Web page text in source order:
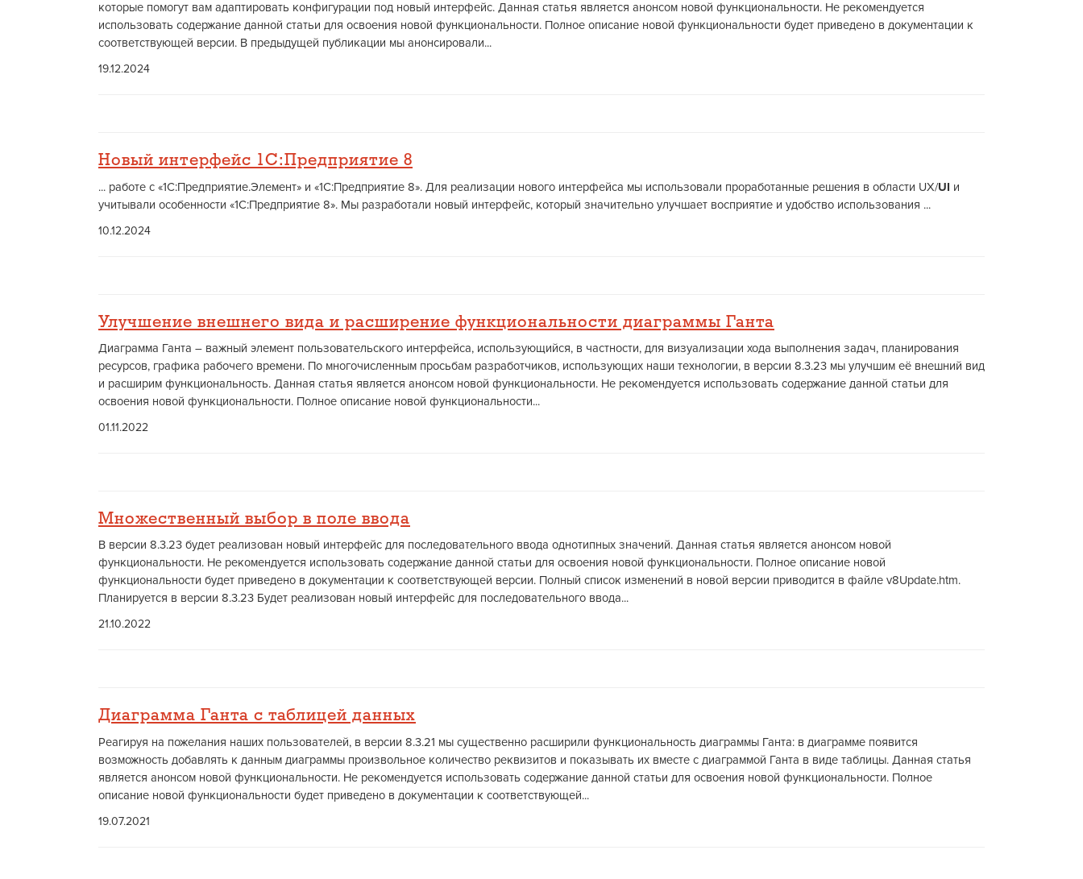
которые помогут вам адаптировать конфигурации под новый интерфейс. Данная статья является анонсом новой функциональности. Не рекомендуется
использовать содержание данной статьи для освоения новой функциональности. Полное описание новой функциональности будет приведено в документации к
соответствующей версии. В предыдущей публикации мы анонсировали...
19.12.2024
Новый интерфейс 1С:Предприятие 8
... работе с «1С:Предприятие.Элемент» и «1С:Предприятие 8». Для реализации нового интерфейса мы использовали проработанные решения в области UX/UI и
учитывали особенности «1С:Предприятие 8». Мы разработали новый интерфейс, который значительно улучшает восприятие и удобство использования ...
10.12.2024
Улучшение внешнего вида и расширение функциональности диаграммы Ганта
Диаграмма Ганта – важный элемент пользовательского интерфейса, использующийся, в частности, для визуализации хода выполнения задач, планирования
ресурсов, графика рабочего времени. По многочисленным просьбам разработчиков, использующих наши технологии, в версии 8.3.23 мы улучшим её внешний вид
и расширим функциональность. Данная статья является анонсом новой функциональности. Не рекомендуется использовать содержание данной статьи для
освоения новой функциональности. Полное описание новой функциональности...
01.11.2022
Множественный выбор в поле ввода
В версии 8.3.23 будет реализован новый интерфейс для последовательного ввода однотипных значений. Данная статья является анонсом новой
функциональности. Не рекомендуется использовать содержание данной статьи для освоения новой функциональности. Полное описание новой
функциональности будет приведено в документации к соответствующей версии. Полный список изменений в новой версии приводится в файле v8Update.htm.
Планируется в версии 8.3.23 Будет реализован новый интерфейс для последовательного ввода...
21.10.2022
Диаграмма Ганта с таблицей данных
Реагируя на пожелания наших пользователей, в версии 8.3.21 мы существенно расширили функциональность диаграммы Ганта: в диаграмме появится
возможность добавлять к данным диаграммы произвольное количество реквизитов и показывать их вместе с диаграммой Ганта в виде таблицы. Данная статья
является анонсом новой функциональности. Не рекомендуется использовать содержание данной статьи для освоения новой функциональности. Полное
описание новой функциональности будет приведено в документации к соответствующей...
19.07.2021